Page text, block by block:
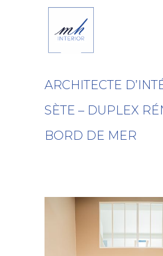
ARCHITECTE
SÈTE – DUPLEX
BORD DE MER